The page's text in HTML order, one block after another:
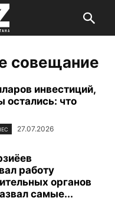
совещание
инвестиций,
остались: что
27.07.2026
работу
органов
самые...